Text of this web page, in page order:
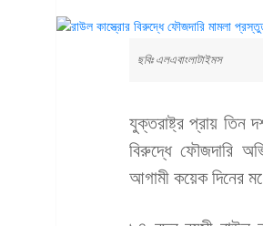
ছবিঃ এলএবাংলাটাইমস
যুক্তরাষ্ট্র প্রায় তিন
বিরুদ্ধে ফৌজদারি
আগামী কয়েক দিনের